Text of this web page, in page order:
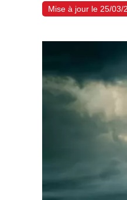
Mise à jour le 25/03/